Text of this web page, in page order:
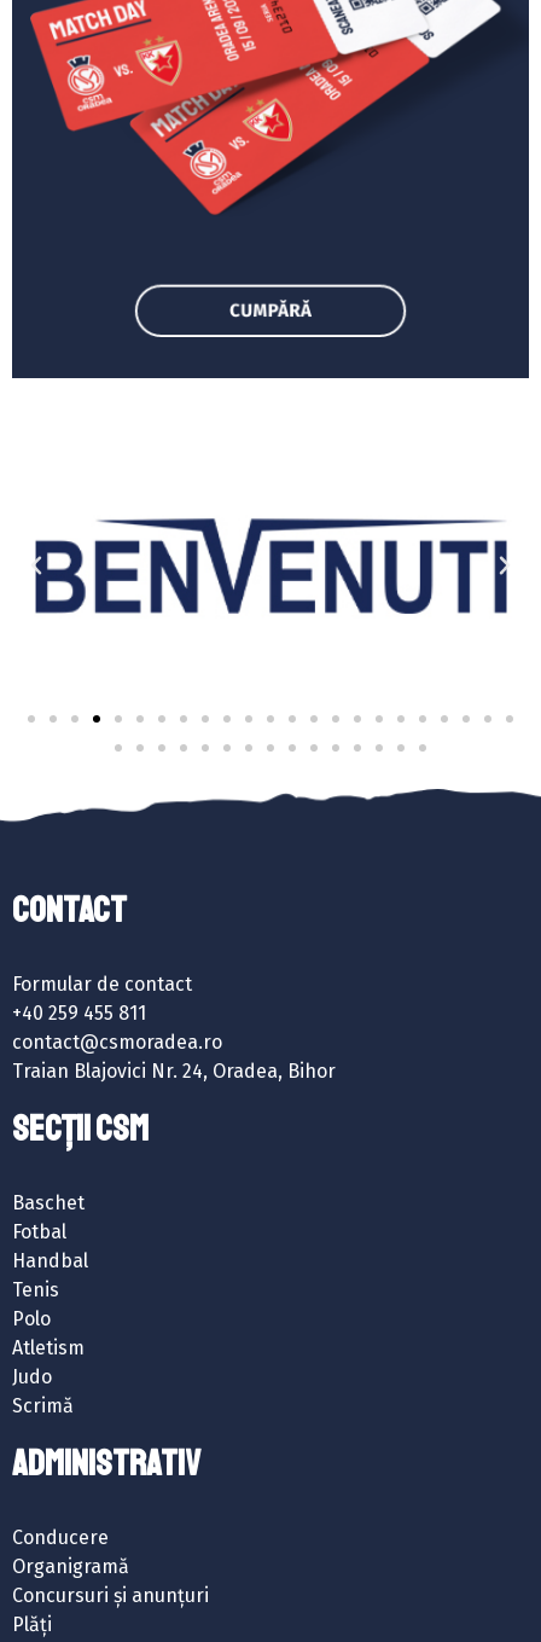
Contact
Formular de contact
+40 259 455 811
contact@csmoradea.ro
Traian Blajovici Nr. 24, Oradea, Bihor
SECȚII CSM
Baschet
Fotbal
Handbal
Tenis
Polo
Atletism
Judo
Scrimă
ADMINISTRATIV
Conducere
Organigramă
Concursuri și anunțuri
Plăți